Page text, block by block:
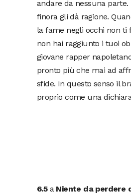
andare da nessuna
finora gli dà ragione.
la fame negli occhi non ti
non hai raggiunto i tuoi
giovane rapper
pronto più che mai ad
sfide. In questo senso il
proprio come una
6.5aNiente da perdere